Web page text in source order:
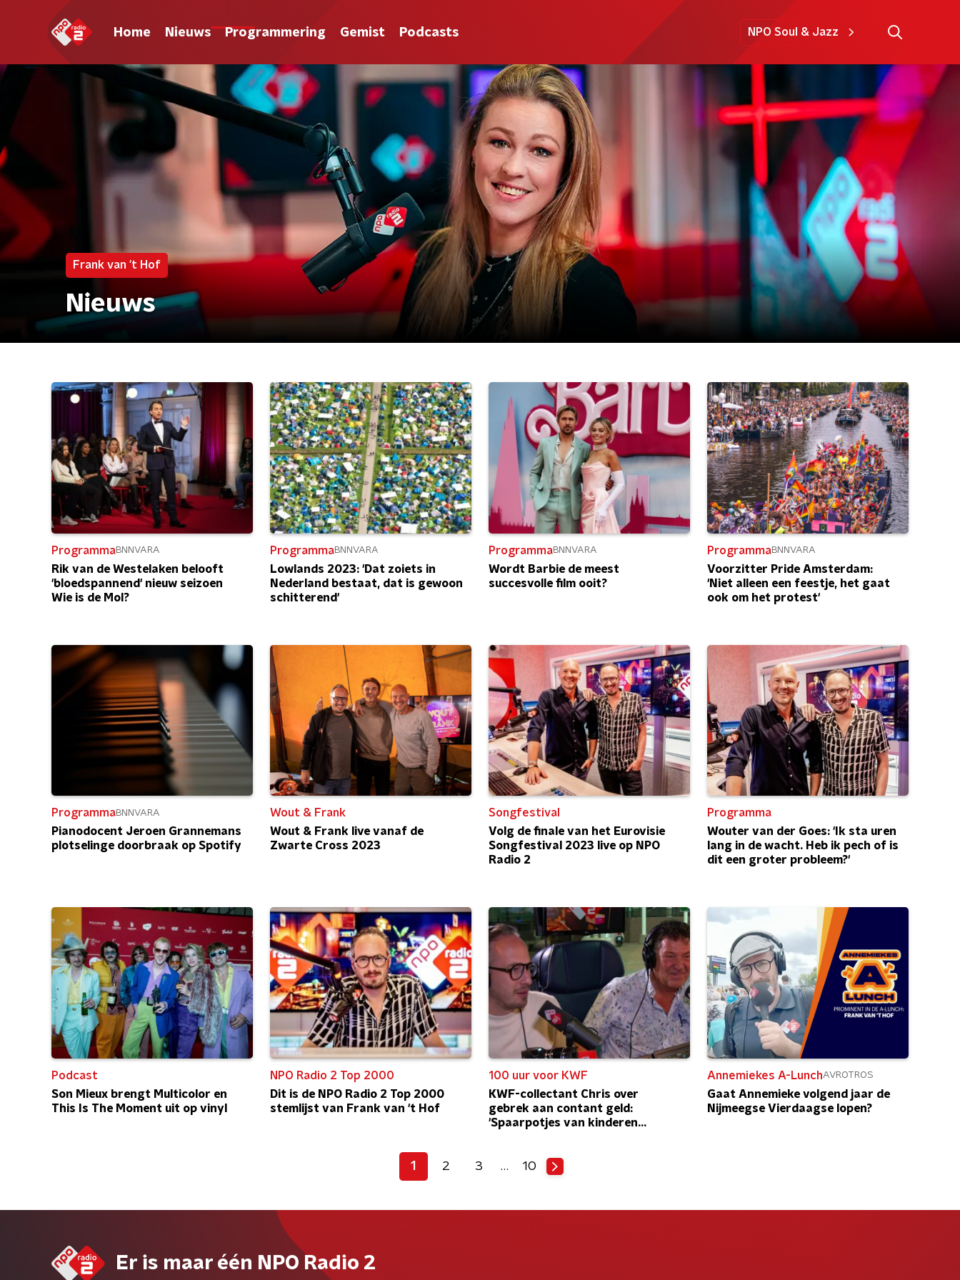
Home Nieuws Programmering Gemist Podcasts NPO Soul & Jazz
Frank van 't Hof
Nieuws
ProgrammaBNNVARA
Rik van de Westelaken belooft
'bloedspannend' nieuw seizoen
Wie is de Mol?
ProgrammaBNNVARA
Lowlands 2023: 'Dat zoiets in
Nederland bestaat, dat is gewoon
schitterend'
ProgrammaBNNVARA
Wordt Barbie de meest
succesvolle film ooit?
ProgrammaBNNVARA
Voorzitter Pride Amsterdam:
'Niet alleen een feestje, het gaat
ook om het protest'
ProgrammaBNNVARA
Pianodocent Jeroen Grannemans
plotselinge doorbraak op Spotify
Wout & Frank
Wout & Frank live vanaf de
Zwarte Cross 2023
Songfestival
Volg de finale van het Eurovisie
Songfestival 2023 live op NPO
Radio 2
Programma
Wouter van der Goes: 'Ik sta uren
lang in de wacht. Heb ik pech of is
dit een groter probleem?'
Podcast
Son Mieux brengt Multicolor en
This Is The Moment uit op vinyl
NPO Radio 2 Top 2000
Dit is de NPO Radio 2 Top 2000
stemlijst van Frank van 't Hof
100 uur voor KWF
KWF-collectant Chris over
gebrek aan contant geld:
'Spaarpotjes van kinderen
Annemiekes A-LunchAVROTROS
Gaat Annemieke volgend jaar de
Nijmeegse Vierdaagse lopen?
1 2 3 … 10
Er is maar één NPO Radio 2